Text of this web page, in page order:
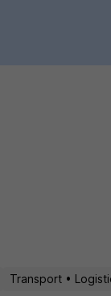
Transport •